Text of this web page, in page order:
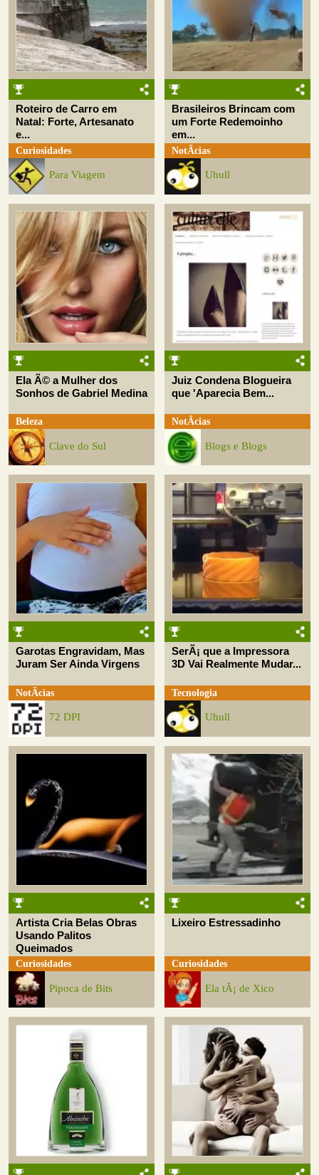
Roteiro de Carro em
Natal: Forte, Artesanato
e...
Curiosidades
Para Viagem
Brasileiros Brincam com
um Forte Redemoinho
em...
NotÃ­cias
Uhull
Ela Ã© a Mulher dos
Sonhos de Gabriel Medina
Beleza
Clave do Sul
Juiz Condena Blogueira
que 'Aparecia Bem...
NotÃ­cias
Blogs e Blogs
Garotas Engravidam, Mas
Juram Ser Ainda Virgens
NotÃ­cias
72 DPI
SerÃ¡ que a Impressora
3D Vai Realmente Mudar...
Tecnologia
Uhull
Artista Cria Belas Obras
Usando Palitos
Queimados
Curiosidades
Pipoca de Bits
Lixeiro Estressadinho
Curiosidades
Ela tÃ¡ de Xico